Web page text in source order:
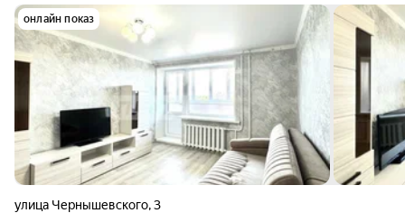
онлайн показ
улица Чернышевского,3